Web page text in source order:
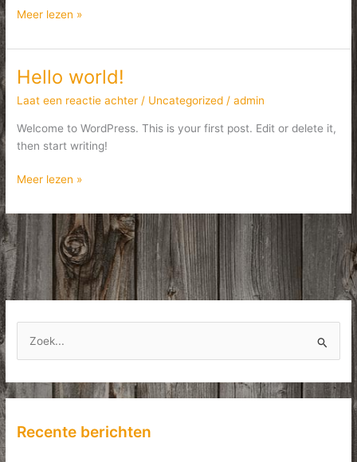
Dortmunder
Meer lezen »
Hello world!
Laat een reactie achter / Uncategorized /admin
Welcome to WordPress. This is your first post. Edit or delete it,
then start writing!
Hello
Meer lezen »
k
a
Recente berichten